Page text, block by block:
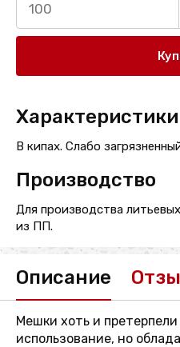
Характеристики
В кипах. Слабо
Производство
Для производства
из ПП.
Описание
Мешки хоть и
использование, но